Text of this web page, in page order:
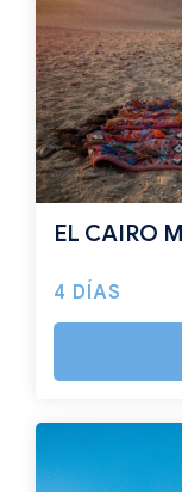
EL CAIRO
4 DÍAS